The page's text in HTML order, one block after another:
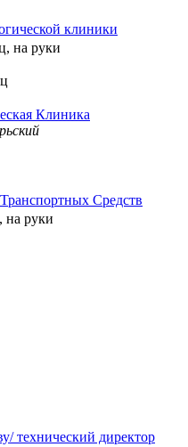
клиники
на руки
Клиника
Средств
на руки
технический директор